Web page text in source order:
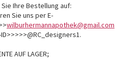
Ihre Bestellung auf:
Sie uns per E-
wilburhermannapothek@gmail.com
AUF LAGER;